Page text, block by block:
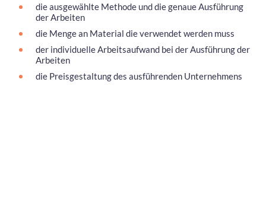
die ausgewählte Methode und die genaue Ausführung
der Arbeiten
die Menge an Material die verwendet werden muss
der individuelle Arbeitsaufwand bei der Ausführung der
Arbeiten
die Preisgestaltung des ausführenden Unternehmens